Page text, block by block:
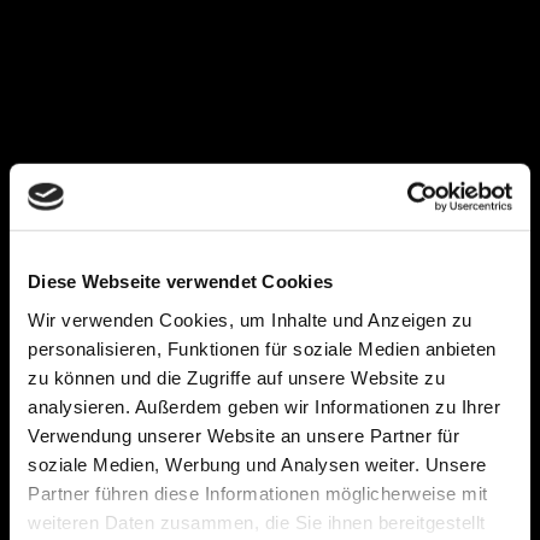
Diese Webseite verwendet Cookies
Wir verwenden Cookies, um Inhalte und Anzeigen zu
personalisieren, Funktionen für soziale Medien anbieten
zu können und die Zugriffe auf unsere Website zu
analysieren. Außerdem geben wir Informationen zu Ihrer
Verwendung unserer Website an unsere Partner für
soziale Medien, Werbung und Analysen weiter. Unsere
Partner führen diese Informationen möglicherweise mit
weiteren Daten zusammen, die Sie ihnen bereitgestellt
Im Falle eines Schadens an Ihrer Plane sind wir natürlich auch
indem Sie die Reparatur von unseren Mitarbeitern direkt vor
Ort durchführen lassen.